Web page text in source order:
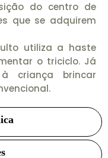
do centro de
que se adquirem
utiliza a haste
o triciclo. Já
criança brincar